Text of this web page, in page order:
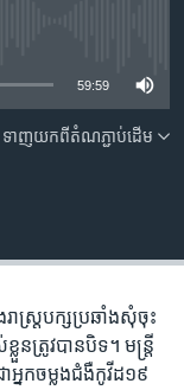
59:59
ទាញ​យក​ពី​តំណភ្ជាប់​ដើម
ស្រ្ត​បក្ស​ប្រឆាំង​សុំ​ចុះ
ត្រូវ​បាន​បិទ។ មន្ត្រី​
អ្នក​ចម្លង​ជំងឺ​កូវីដ១៩​​